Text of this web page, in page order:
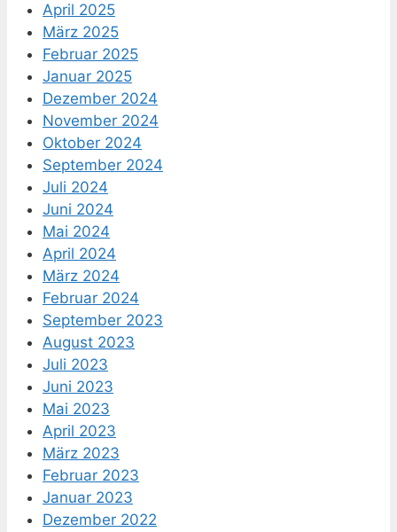
April 2025
März 2025
Februar 2025
Januar 2025
Dezember 2024
November 2024
Oktober 2024
September 2024
Juli 2024
Juni 2024
Mai 2024
April 2024
März 2024
Februar 2024
September 2023
August 2023
Juli 2023
Juni 2023
Mai 2023
April 2023
März 2023
Februar 2023
Januar 2023
Dezember 2022